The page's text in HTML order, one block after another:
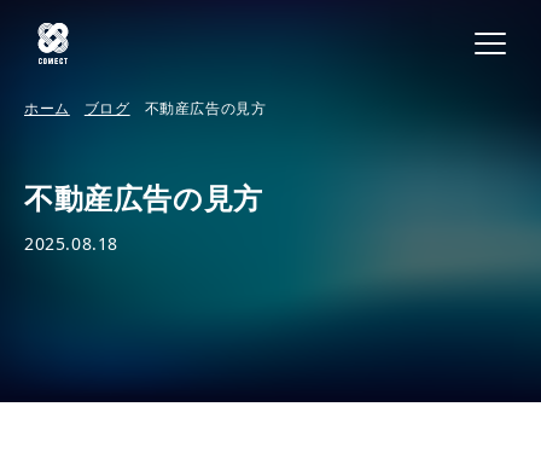
ホーム ブログ 不動産広告の見方
不動産広告の見方
2025.08.18